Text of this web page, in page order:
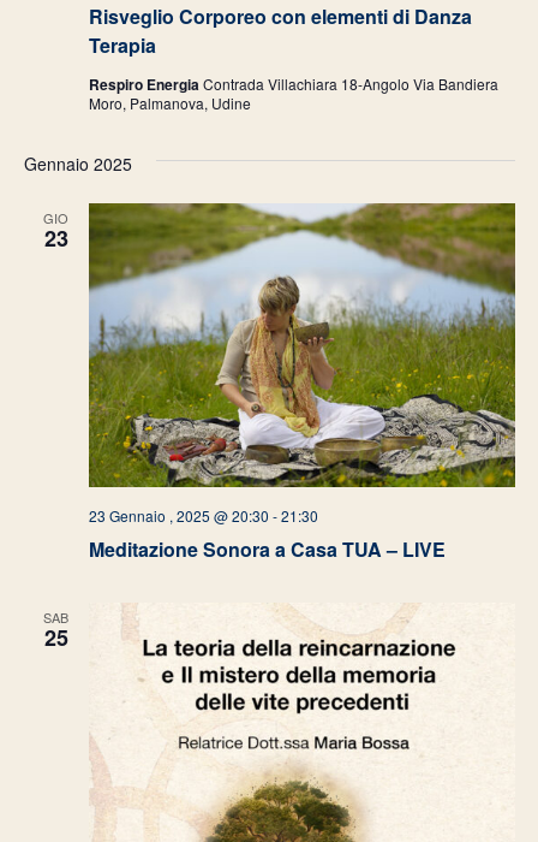
Risveglio Corporeo con elementi di Danza
Terapia
Respiro EnergiaContrada Villachiara 18-Angolo Via Bandiera
Moro, Palmanova, Udine
Gennaio 2025
GIO
23
Meditazione Sonora a Casa TUA – LIVE
23 Gennaio , 2025 @ 20:30 -21:30
SAB
25